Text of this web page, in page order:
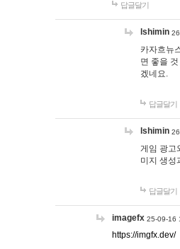
답글달기
lshimin
카자흐뉴
면 좋을
겠네요.
답글달기
lshimin
게임 광고
미지 생성
답글달기
imagefx 25-09-16
https://imgfx.dev/